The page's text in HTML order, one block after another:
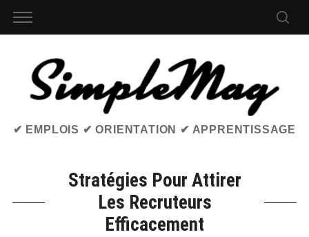
✔ EMPLOIS ✔ ORIENTATION ✔ APPRENTISSAGE
Stratégies Pour Attirer
Les Recruteurs
Efficacement